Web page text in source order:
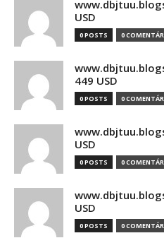
USD
0 POSTS 0
449 USD
0 POSTS 0
USD
0 POSTS 0
USD
0 POSTS 0